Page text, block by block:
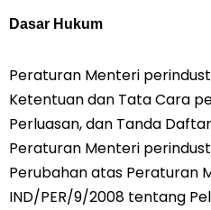
Dasar Hukum
Peraturan Menteri
Ketentuan dan Tata Cara
Perluasan, dan Tanda
Peraturan Menteri
Perubahan atas Peraturan
IND/PER/9/2008 tentang